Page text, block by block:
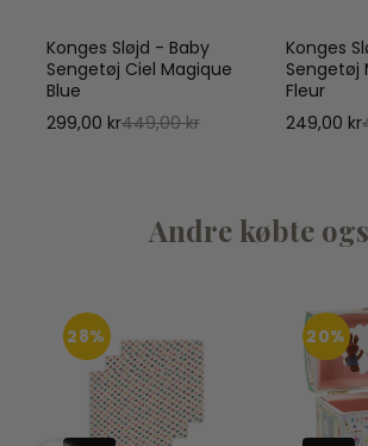
Konges Sløjd - Baby
Sengetøj Ciel Magique
Blue
299,00 kr449,00 kr
Konges
Sengetøj
Fleur
249,00 kr
Andre købte
28% 20%